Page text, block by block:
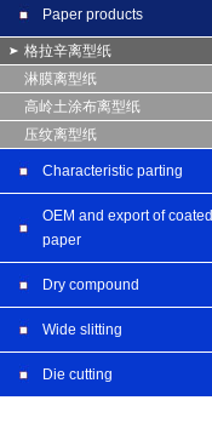
Paper products
格拉辛离型纸
淋膜离型纸
高岭土涂布离型纸
压纹离型纸
Characteristic parting
OEM and export of coated
paper
Dry compound
Wide slitting
Die cutting